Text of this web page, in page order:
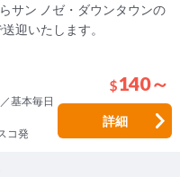
サン ノゼ・ダウンタウンの
迎いたします。
$140～
基本毎日
コ発
詳細